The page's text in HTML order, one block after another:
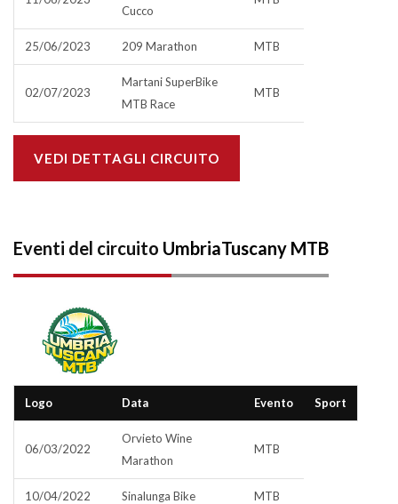
Cucco
25/06/2023 209 Marathon MTB
02/07/2023
Martani SuperBike
MTB Race
MTB
VEDI DETTAGLI CIRCUITO
Eventi del circuito UmbriaTuscany MTB
Logo Data Evento Sport
06/03/2022
Orvieto Wine
Marathon
MTB
10/04/2022 Sinalunga Bike MTB